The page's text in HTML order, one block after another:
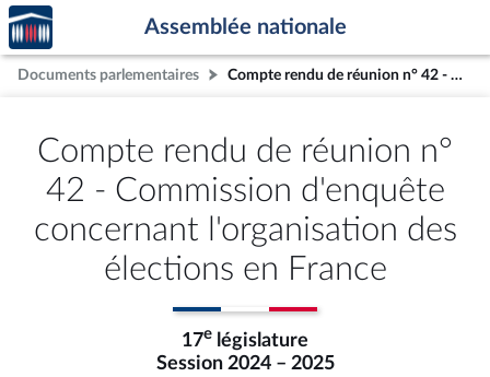
Aller au contenu
Aller en bas de la page
Accèder
à la
page
d'accueil
Assemblée nationale
Documents parlementaires Compte rendu de réunion n° 42 - Commission d'enquête concernant l'organisation des élections en France
Compte rendu de réunion n°
42 - Commission d'enquête
concernant l'organisation des
élections en France
17e législature
Session 2024 – 2025